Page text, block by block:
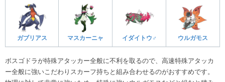
ガブリアス マスカーニャ イダイトウ♂ ウルガモス
ボスゴドラが特殊アタッカー全般に不利を取るので、高速特殊アタッカ
ー全般に強いこだわりスカーフ持ちと組み合わせるのがおすすめです。